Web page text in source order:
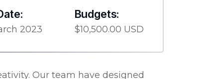
2023
Budgets:
$10,500.00 USD
Our team have designed